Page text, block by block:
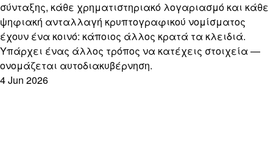
σύνταξης, κάθε χρηματιστηριακό λογαριασμό και κάθε
ψηφιακή ανταλλαγή κρυπτογραφικού νομίσματος
έχουν ένα κοινό: κάποιος άλλος κρατά τα κλειδιά.
Υπάρχει ένας άλλος τρόπος να κατέχεις στοιχεία —
ονομάζεται αυτοδιακυβέρνηση.
4 Jun 2026